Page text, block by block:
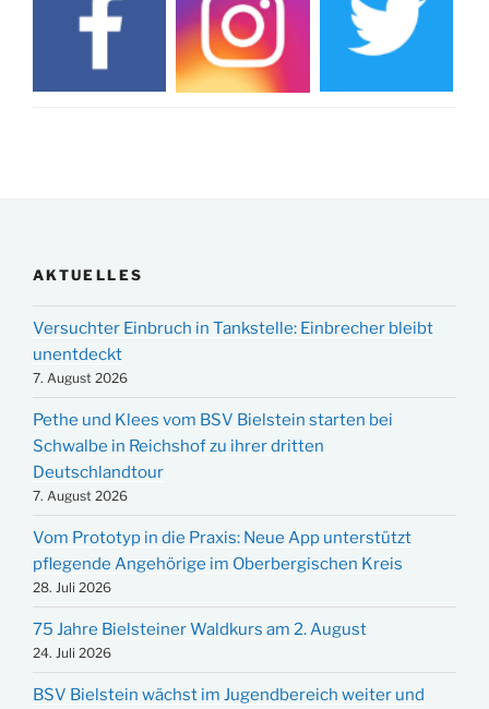
AKTUELLES
Versuchter Einbruch in Tankstelle: Einbrecher bleibt
unentdeckt
7. August 2026
Pethe und Klees vom BSV Bielstein starten bei
Schwalbe in Reichshof zu ihrer dritten
Deutschlandtour
7. August 2026
Vom Prototyp in die Praxis: Neue App unterstützt
pflegende Angehörige im Oberbergischen Kreis
28. Juli 2026
75 Jahre Bielsteiner Waldkurs am 2. August
24. Juli 2026
BSV Bielstein wächst im Jugendbereich weiter und